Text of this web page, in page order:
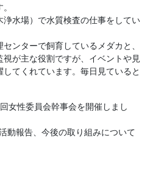
水場）で水質検査の仕事をしてい
ンターで飼育しているメダカと、
が主な役割ですが、イベントや見
てくれています。毎日見ていると
女性委員会幹事会を開催しまし
動報告、今後の取り組みについて